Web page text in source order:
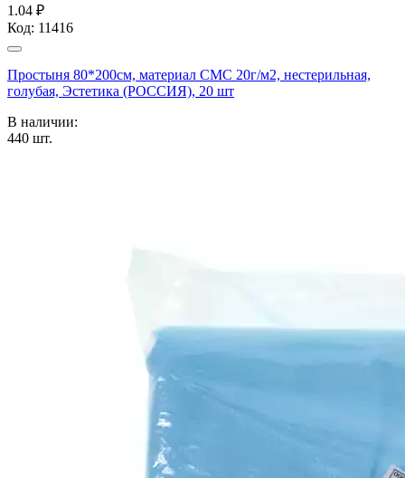
1.04 ₽
Код: 11416
Простыня 80*200см, материал СМС 20г/м2, нестерильная,
голубая, Эстетика (РОССИЯ), 20 шт
В наличии:
440 шт.